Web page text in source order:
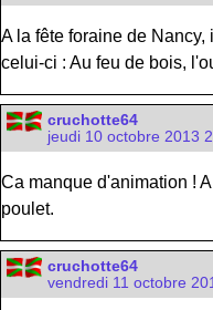
A la fête foraine de
celui-ci : Au feu de bois,
cruchotte64
jeudi 10 octobre 2013
Ca manque d'animation !
poulet.
cruchotte64
vendredi 11 octobre